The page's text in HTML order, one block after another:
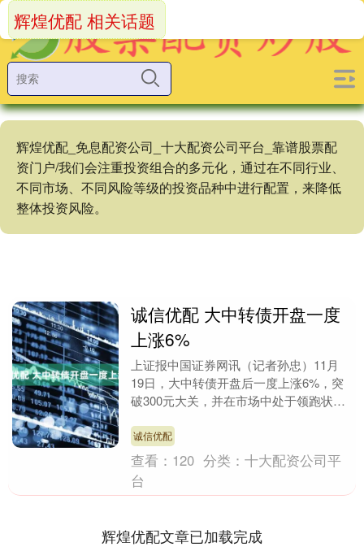
辉煌优配_免息配资公司_十大配资公司平台_靠谱股票配
资门户/我们会注重投资组合的多元化，通过在不同行业、
不同市场、不同风险等级的投资品种中进行配置，来降低
整体投资风险。
辉煌优配 相关话题
诚信优配 大中转债开盘一度
上涨6%
上证报中国证券网讯（记者孙忠）11月
19日，大中转债开盘后一度上涨6%，突
破300元大关，并在市场中处于领跑状
第六届董事会第....
诚信优配
查看： 120 分类：十大配资公司平
台
辉煌优配文章已加载完成